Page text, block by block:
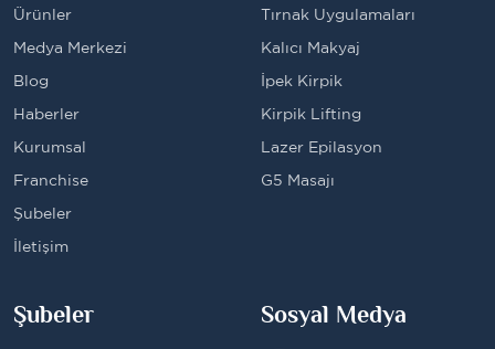
Ürünler
Medya Merkezi
Blog
Haberler
Kurumsal
Franchise
Şubeler
İletişim
Tırnak Uygulamaları
Kalıcı Makyaj
İpek Kirpik
Kirpik Lifting
Lazer Epilasyon
G5 Masajı
Şubeler Sosyal Medya